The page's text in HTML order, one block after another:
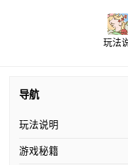
玩法
导航
玩法说明
游戏秘籍